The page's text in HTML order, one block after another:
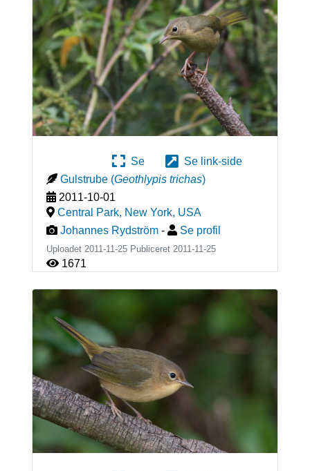
Se
Se link-side
Gulstrube (Geothlypis trichas)
2011-10-01
Central Park, New York, USA
Johannes Rydström - Se profil
Uploadet 2011-11-25 Publiceret 2011-11-25
1671